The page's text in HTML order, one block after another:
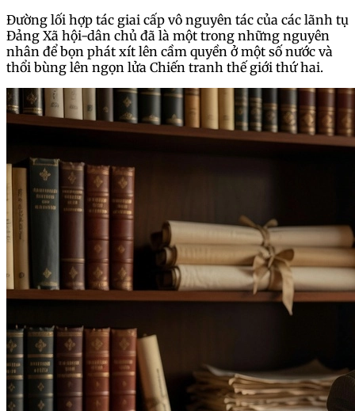
Đường lối hợp tác giai cấp vô nguyên tác của các lãnh tụ
Đảng Xã hội-dân chủ đã là một trong những nguyên
nhân để bọn phát xít lên cầm quyền ở một số nước và
thổi bùng lên ngọn lửa Chiến tranh thế giới thứ hai.